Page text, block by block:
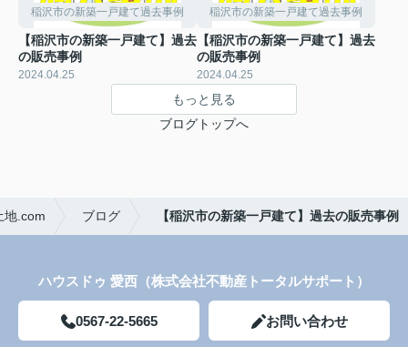
稲沢市の新築一戸建て過去事例
【稲沢市の新築一戸建て】過去
の販売事例
2024.04.25
稲沢市の新築一戸建て過去事例
【稲沢市の新築一戸建て】過去
の販売事例
2024.04.25
もっと見る
ブログトップへ
地.com ブログ 【稲沢市の新築一戸建て】過去の販売事例
ハウスドゥ 愛西（株式会社不動産トータルサポート）
0567-22-5665 お問い合わせ